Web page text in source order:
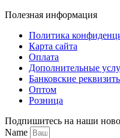
Полезная информация
Политика
Карта сайта
Оплата
Дополнительные
Банковские
Оптом
Розница
Подпишитесь на наши
Name